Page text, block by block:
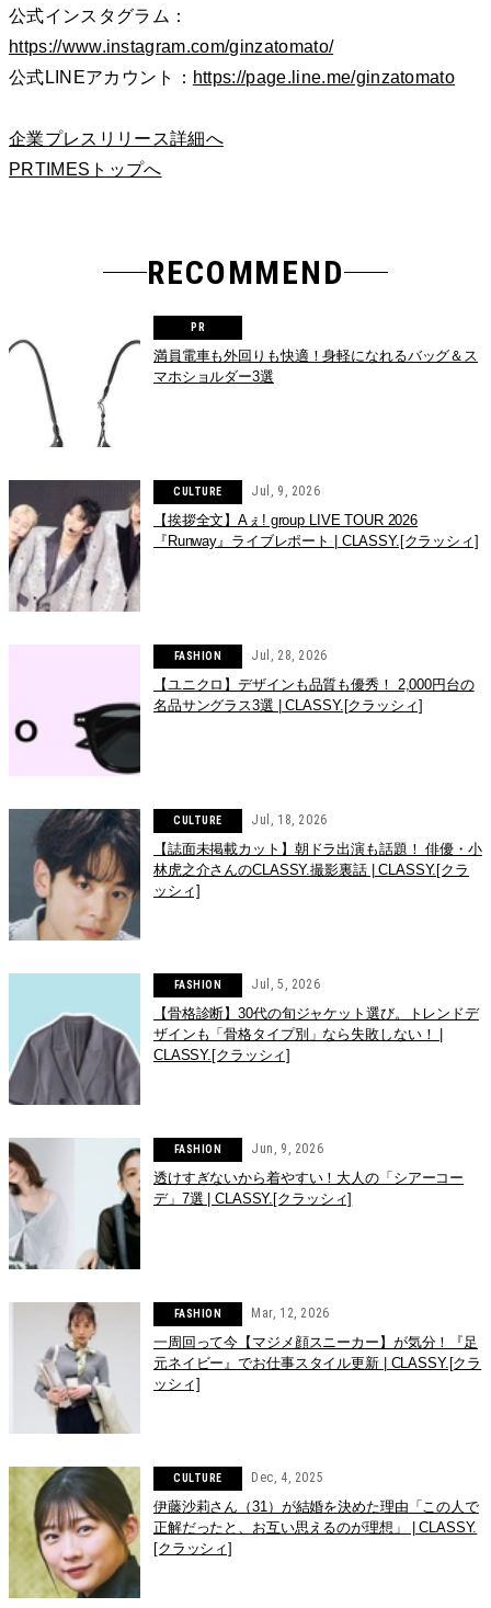
公式インスタグラム：
https://www.instagram.com/ginzatomato/
公式LINEアカウント： https://page.line.me/ginzatomato
企業プレスリリース詳細へ
PRTIMESトップへ
RECOMMEND
満員電車も外回りも快適！身軽になれるバッグ＆ス
マホショルダー3選
CULTURE Jul, 9, 2026
【挨拶全文】Aぇ! group LIVE TOUR 2026
『Runway』ライブレポート | CLASSY.[クラッシィ]
FASHION Jul, 28, 2026
【ユニクロ】デザインも品質も優秀！ 2,000円台の
名品サングラス3選 | CLASSY.[クラッシィ]
CULTURE Jul, 18, 2026
【誌面未掲載カット】朝ドラ出演も話題！ 俳優・小
林虎之介さんのCLASSY.撮影裏話 | CLASSY.[クラ
ッシィ]
FASHION Jul, 5, 2026
【骨格診断】30代の旬ジャケット選び。トレンドデ
ザインも「骨格タイプ別」なら失敗しない！ |
CLASSY.[クラッシィ]
FASHION Jun, 9, 2026
透けすぎないから着やすい！大人の「シアーコー
デ」7選 | CLASSY.[クラッシィ]
FASHION Mar, 12, 2026
一周回って今【マジメ顔スニーカー】が気分！『足
元ネイビー』でお仕事スタイル更新 | CLASSY.[クラ
ッシィ]
CULTURE Dec, 4, 2025
伊藤沙莉さん（31）が結婚を決めた理由「この人で
正解だったと、お互い思えるのが理想」 | CLASSY.
[クラッシィ]